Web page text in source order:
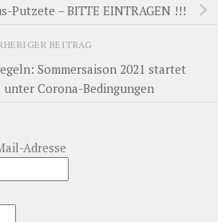
Putzete – BITTE EINTRAGEN !!!
BEITRAG
Sommersaison 2021 startet
unter Corona-Bedingungen
Adresse